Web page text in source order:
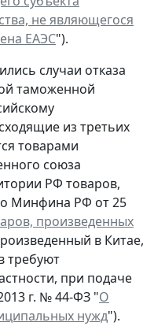
не являющегося
ЕАЭС").
случаи отказа
таможенной
из третьих
товарами
союза
РФ товаров,
Минфина РФ от 25
произведенных
в Китае,
требуют
при подаче
г. № 44-ФЗ "О
нужд").